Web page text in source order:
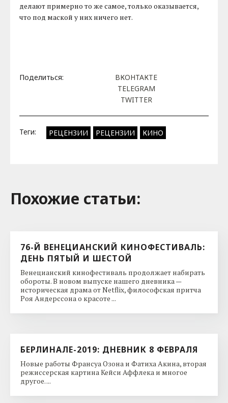
делают примерно то же самое, только оказывается,
что под маской у них ничего нет.
Поделиться:
ВКОНТАКТЕ
TELEGRAM
TWITTER
Теги: РЕЦЕНЗИИ РЕЦЕНЗИИ КИНО
Похожие cтатьи:
76-Й ВЕНЕЦИАНСКИЙ КИНОФЕСТИВАЛЬ:
ДЕНЬ ПЯТЫЙ И ШЕСТОЙ
Венецианский кинофестиваль продолжает набирать
обороты. В новом выпуске нашего дневника —
историческая драма от Netflix, философская притча
Роя Андерссона о красоте ...
БЕРЛИНАЛЕ-2019: ДНЕВНИК 8 ФЕВРАЛЯ
Новые работы Франсуа Озона и Фатиха Акина, вторая
режиссерская картина Кейси Аффлека и многое
другое. ...